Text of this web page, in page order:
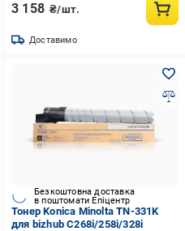
3 158 ₴/шт.
Доставимо
Безкоштовна доставка
в поштомати Епіцентр
Тонер Konica Minolta TN-331K
для bizhub C268i/258i/328i